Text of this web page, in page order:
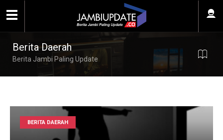
Berita Daerah
Berita Jambi Paling Update
BERITA DAERAH